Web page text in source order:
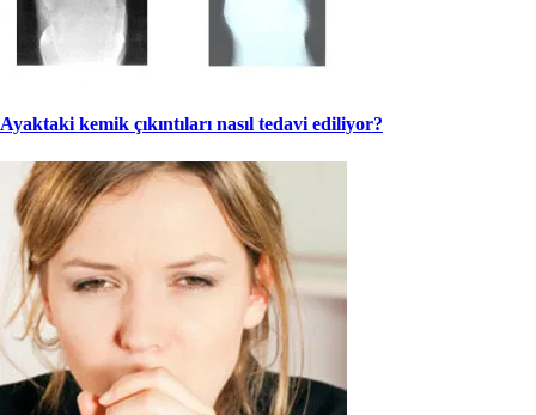
Ayaktaki kemik çıkıntıları nasıl tedavi ediliyor?